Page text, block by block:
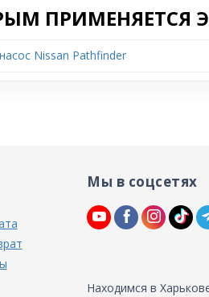
ПРИМЕНЯЕТСЯ
Nissan Pathfinder
Мы в соцсетях
Находимся в